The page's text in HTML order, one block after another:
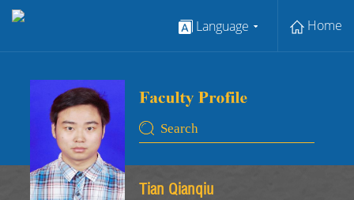
Language Home
Tian Qianqiu